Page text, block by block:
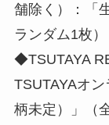
舗除く）：「
ランダム1枚）
◆TSUTAYA
TSUTAYAオ
柄未定）」（